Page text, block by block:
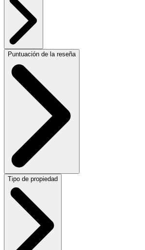
Puntuación de la reseña
Tipo de propiedad